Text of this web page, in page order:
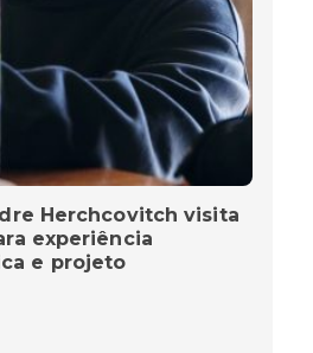
Herchcovitch visita
experiência
e projeto